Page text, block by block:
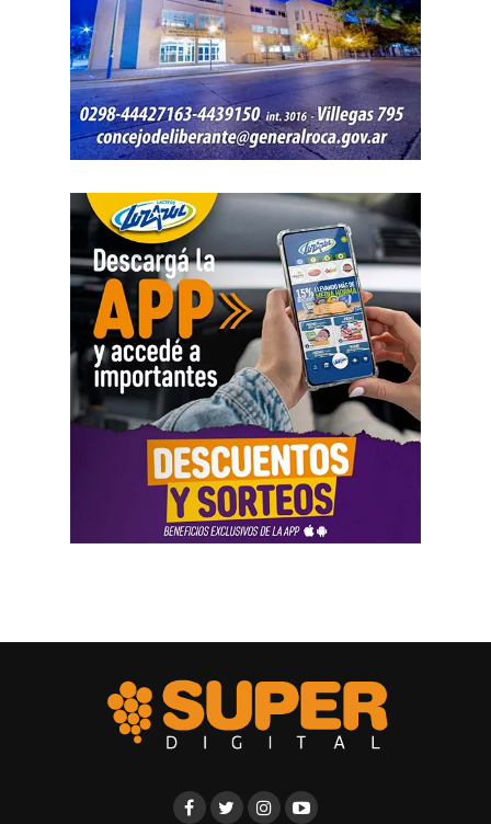
encontrados quedaron bajo resguardo para determinar su
procedencia.
Por disposición de la Fiscalía de turno, ambos hombres
permanecen detenidos en el marco de una causa por